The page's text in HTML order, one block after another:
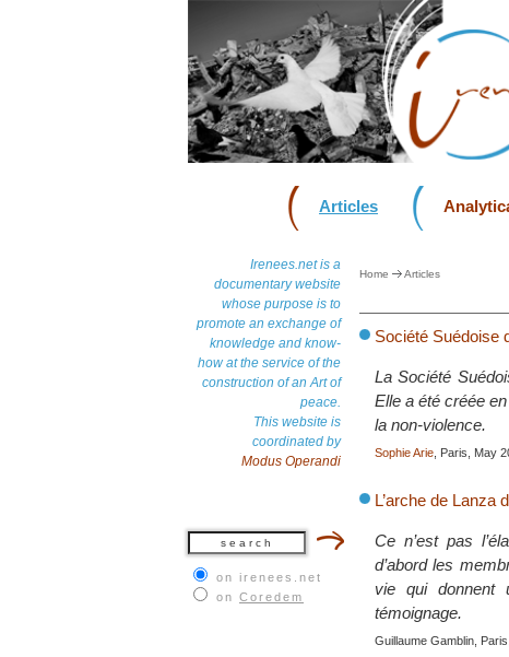
Articles
Irenees.net is a
documentary website
whose purpose is to
promote an exchange of
knowledge and know-
how at the service of the
construction of an Art of
peace.
This website is
coordinated by
Modus Operandi
on irenees.net
on Coredem
Home Articles
Société Suédoise
La Société
Elle a été créée
la non-violence.
Sophie Arie , Paris, May
L’arche de Lanza
Ce n’est pas
d’abord les
vie qui donnent
témoignage.
Guillaume Gamblin,